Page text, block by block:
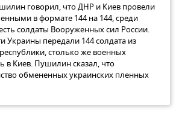
говорил, что ДНР и Киев провели
в формате 144 на 144, среди
солдаты Вооруженных сил России.
Украины передали 144 солдата из
столько же военных
в Киев. Пушилин сказал, что
обмененных украинских пленных